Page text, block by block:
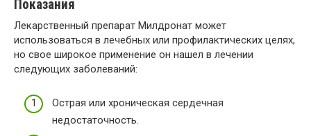
Показания
Лекарственный препарат Милдронат может
использоваться в лечебных или профилактических целях,
но свое широкое применение он нашел в лечении
следующих заболеваний:
Острая или хроническая сердечная
недостаточность.